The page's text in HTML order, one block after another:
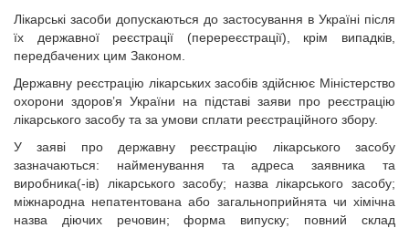
Лікарські засоби допускаються до застосування в Україні після
їх державної реєстрації (перереєстрації), крім випадків,
передбачених цим Законом.
Державну реєстрацію лікарських засобів здійснює Міністерство
охорони здоров’я України на підставі заяви про реєстрацію
лікарського засобу та за умови сплати реєстраційного збору.
У заяві про державну реєстрацію лікарського засобу
зазначаються: найменування та адреса заявника та
виробника(-ів) лікарського засобу; назва лікарського засобу;
міжнародна непатентована або загальноприйнята чи хімічна
назва діючих речовин; форма випуску; повний склад